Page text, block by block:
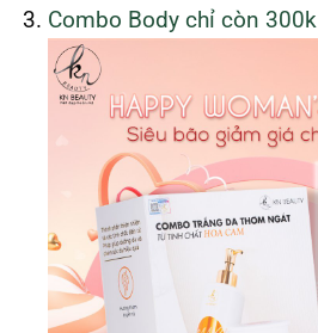
Combo Body chỉ còn 300k